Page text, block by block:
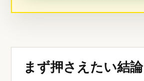
まず押さえたい結論